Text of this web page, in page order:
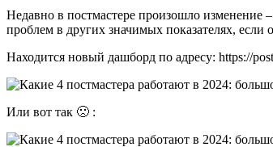
Недавно в постмастере произошло изменение
проблем в других значимых показателях, если
Находится новый дашборд по адресу: https://
Или вот так 🙁 :